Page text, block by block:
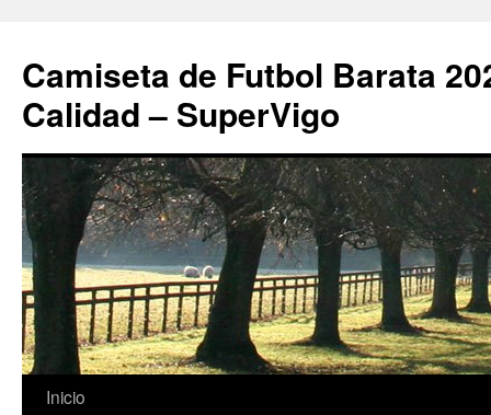
Camiseta de Futbol Barata
Calidad – SuperVigo
Saltar
Inicio